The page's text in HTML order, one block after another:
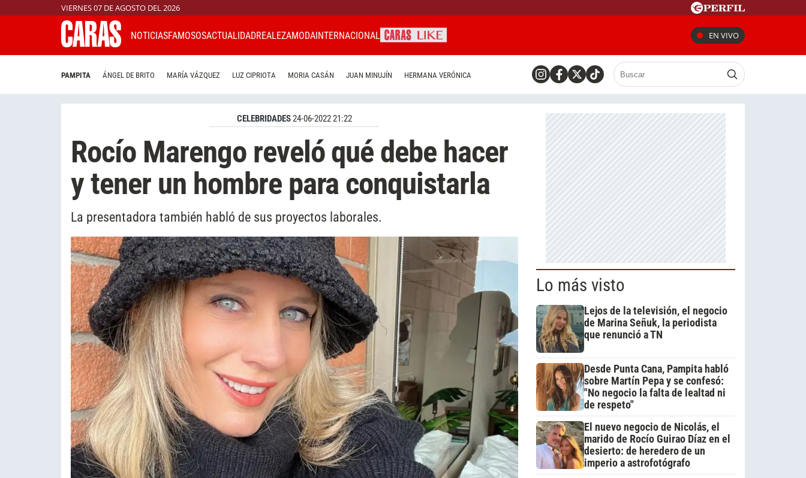
VIERNES 07 DE AGOSTO DEL 2026
NOTICIASFAMOSOSACTUALIDADREALEZAMODAINTERNACIONAL EN VIVO
PAMPITA ÁNGEL DE BRITO MARÍA VÁZQUEZ LUZ CIPRIOTA MORIA CASÁN JUAN MINUJÍN HERMANA VERÓNICA
CELEBRIDADES24-06-2022 21:22
Rocío Marengo reveló qué debe hacer
y tener un hombre para conquistarla
La presentadora también habló de sus proyectos laborales.
Lo más visto
Lejos de la televisión, el negocio
de Marina Señuk, la periodista
que renunció a TN
Desde Punta Cana, Pampita habló
sobre Martín Pepa y se confesó:
"No negocio la falta de lealtad ni
de respeto"
El nuevo negocio de Nicolás, el
marido de Rocío Guirao Díaz en el
desierto: de heredero de un
imperio a astrofotógrafo